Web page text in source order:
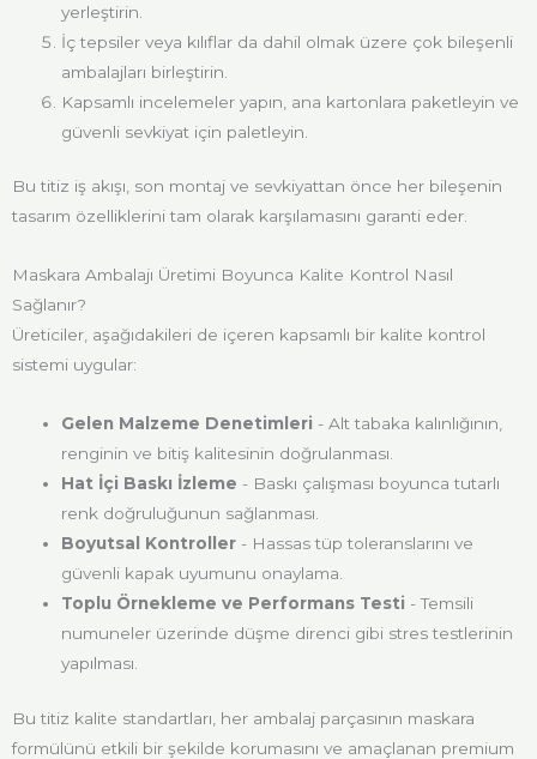
yerleştirin.
İç tepsiler veya kılıflar da dahil olmak üzere çok bileşenli
ambalajları birleştirin.
Kapsamlı incelemeler yapın, ana kartonlara paketleyin ve
güvenli sevkiyat için paletleyin.
Bu titiz iş akışı, son montaj ve sevkiyattan önce her bileşenin
tasarım özelliklerini tam olarak karşılamasını garanti eder.
Maskara Ambalajı Üretimi Boyunca Kalite Kontrol Nasıl
Sağlanır?
Üreticiler, aşağıdakileri de içeren kapsamlı bir kalite kontrol
sistemi uygular:
Gelen Malzeme Denetimleri - Alt tabaka kalınlığının,
renginin ve bitiş kalitesinin doğrulanması.
Hat İçi Baskı İzleme - Baskı çalışması boyunca tutarlı
renk doğruluğunun sağlanması.
Boyutsal Kontroller - Hassas tüp toleranslarını ve
güvenli kapak uyumunu onaylama.
Toplu Örnekleme ve Performans Testi - Temsili
numuneler üzerinde düşme direnci gibi stres testlerinin
yapılması.
Bu titiz kalite standartları, her ambalaj parçasının maskara
formülünü etkili bir şekilde korumasını ve amaçlanan premium